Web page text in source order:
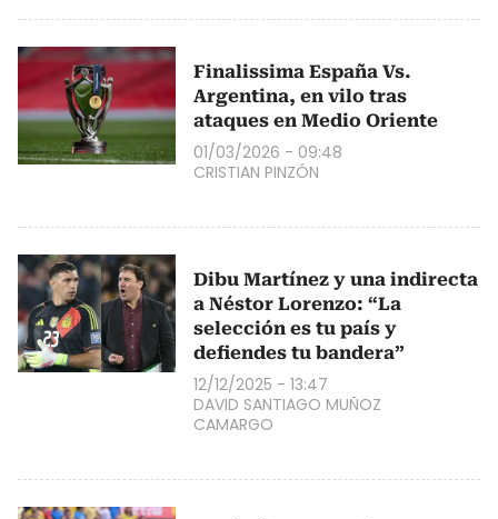
Finalissima España Vs.
Argentina, en vilo tras
ataques en Medio Oriente
01/03/2026 - 09:48
CRISTIAN PINZÓN
Dibu Martínez y una indirecta
a Néstor Lorenzo: “La
selección es tu país y
defiendes tu bandera”
12/12/2025 - 13:47
DAVID SANTIAGO MUÑOZ
CAMARGO